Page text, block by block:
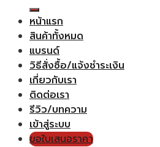
หน้าแรก
สินค้าทั้งหมด
แบรนด์
วิธีสั่งซื้อ/แจ้งชำระเงิน
เกี่ยวกับเรา
ติดต่อเรา
รีวิว/บทความ
เข้าสู่ระบบ
ขอใบเสนอราคา